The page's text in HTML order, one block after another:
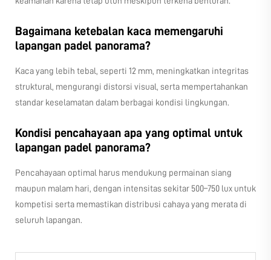
Bagaimana ketebalan kaca memengaruhi
lapangan padel panorama?
Kaca yang lebih tebal, seperti 12 mm, meningkatkan integritas
struktural, mengurangi distorsi visual, serta mempertahankan
standar keselamatan dalam berbagai kondisi lingkungan.
Kondisi pencahayaan apa yang optimal untuk
lapangan padel panorama?
Pencahayaan optimal harus mendukung permainan siang
maupun malam hari, dengan intensitas sekitar 500–750 lux untuk
kompetisi serta memastikan distribusi cahaya yang merata di
seluruh lapangan.